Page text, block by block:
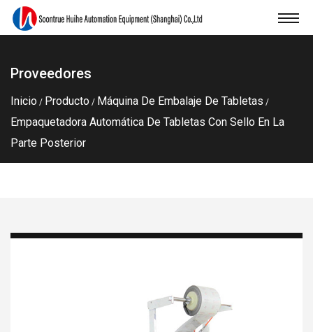
Proveedores
Inicio / Producto / Máquina De Embalaje De Tabletas /
Empaquetadora Automática De Tabletas Con Sello En La
Parte Posterior